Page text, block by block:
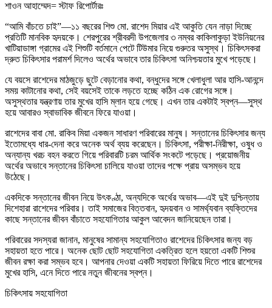
শাওন আহাম্মেদ= স্টাফ রিপোর্টারঃ
“আমি বাঁচতে চাই”—১১ বছরের শিশু মো. রাশেদ মিয়ার এই আকুতি যেন নাড়া দিচ্ছে
প্রতিটি মানবিক হৃদয়কে। শেরপুরের শ্রীবরদী উপজেলার ৩ নম্বর কাকিলাকুড়া ইউনিয়নের
খাটিয়াডাঙ্গা গ্রামের এই শিশুটি বর্তমানে পেটে টিউমার নিয়ে গুরুতর অসুস্থ। চিকিৎসকরা
দ্রুত চিকিৎসার পরামর্শ দিলেও অর্থের অভাবে তার চিকিৎসা অনিশ্চয়তার মুখে পড়েছে।
যে বয়সে রাশেদের মাঠজুড়ে ছুটে বেড়ানোর কথা, বন্ধুদের সঙ্গে খেলাধুলা আর হাসি-আনন্দে
সময় কাটানোর কথা, সেই বয়সেই তাকে লড়তে হচ্ছে কঠিন এক রোগের সঙ্গে।
অসুস্থতার যন্ত্রণায় তার মুখের হাসি ম্লান হয়ে গেছে। এখন তার একটাই স্বপ্ন—সুস্থ
হয়ে আবারও স্বাভাবিক জীবনে ফিরে যাওয়া।
রাশেদের বাবা মো. রাকিব মিয়া একজন সাধারণ পরিবারের মানুষ। সন্তানের চিকিৎসার জন্য
ইতোমধ্যে ধার-দেনা করে অনেক অর্থ ব্যয় করেছেন। চিকিৎসা, পরীক্ষা-নিরীক্ষা, ওষুধ ও
অন্যান্য খরচ বহন করতে গিয়ে পরিবারটি চরম আর্থিক সংকটে পড়েছে। প্রয়োজনীয়
অর্থের অভাবে সন্তানের চিকিৎসা চালিয়ে যাওয়া তাদের পক্ষে প্রায় অসম্ভব হয়ে
উঠেছে।
একদিকে সন্তানের জীবন নিয়ে উৎকণ্ঠা, অন্যদিকে অর্থের অভাব—এই দুই দুশ্চিন্তায়
দিশেহারা রাশেদের পরিবার। তাই সমাজের বিত্তবান, হৃদয়বান ও সামর্থ্যবান ব্যক্তিদের
কাছে সন্তানের জীবন বাঁচাতে সহযোগিতার আকুল আবেদন জানিয়েছেন তারা।
পরিবারের সদস্যরা জানান, মানুষের সামান্য সহযোগিতাও রাশেদের চিকিৎসার জন্য বড়
সহায়তা হতে পারে। অনেক ছোট ছোট সহযোগিতা একত্রিত হলে হয়তো একটি শিশুর
জীবন রক্ষা করা সম্ভব হবে। আপনার দেওয়া একটি সহায়তা ফিরিয়ে দিতে পারে রাশেদের
মুখের হাসি, এনে দিতে পারে নতুন জীবনের স্বপ্ন।
চিকিৎসায় সহযোগিতা